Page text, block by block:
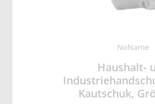
NoName
Haushalt-
Kautschuk,